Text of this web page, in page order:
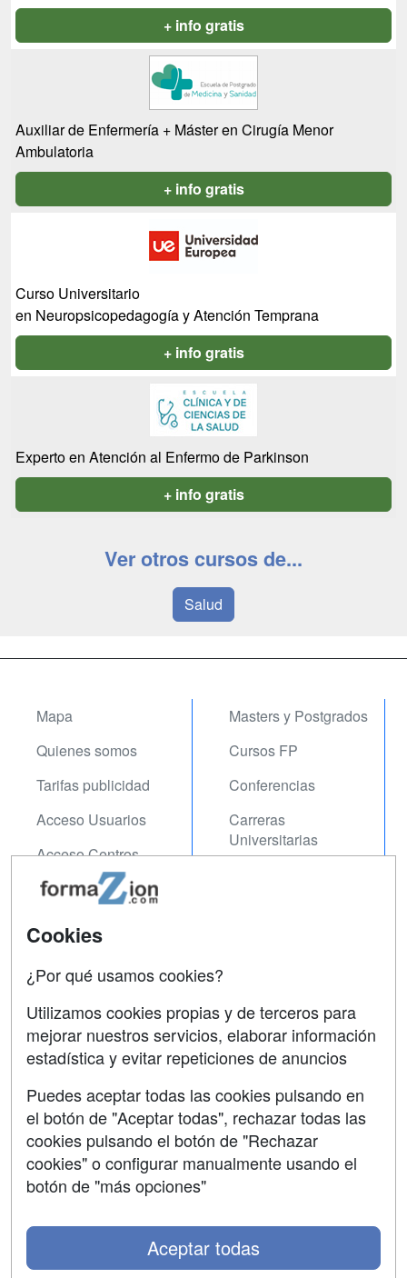
+ info gratis
Auxiliar de Enfermería + Máster en Cirugía Menor
Ambulatoria
+ info gratis
Curso Universitario
en Neuropsicopedagogía y Atención Temprana
+ info gratis
Experto en Atención al Enfermo de Parkinson
+ info gratis
Ver otros cursos de...
Salud
Mapa
Quienes somos
Tarifas publicidad
Acceso Usuarios
Acceso Centros
Masters y Postgrados
Cursos FP
Conferencias
Carreras
Universitarias
Contactar
Copyleft
Grupo formazion:
Cookies
¿Por qué usamos cookies?
Utilizamos cookies propias y de terceros para
mejorar nuestros servicios, elaborar información
estadística y evitar repeticiones de anuncios
Puedes aceptar todas las cookies pulsando en
el botón de "Aceptar todas", rechazar todas las
cookies pulsando el botón de "Rechazar
cookies" o configurar manualmente usando el
botón de "más opciones"
Aceptar todas